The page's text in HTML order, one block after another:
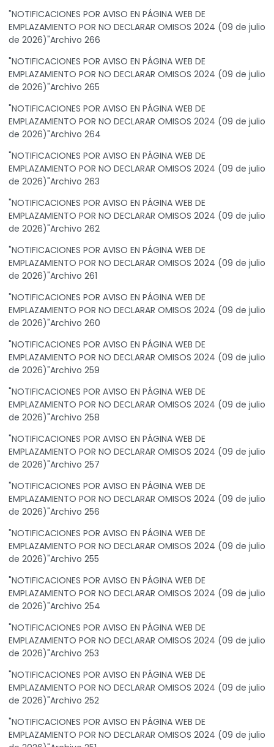
"NOTIFICACIONES POR AVISO EN PÁGINA WEB DE
EMPLAZAMIENTO POR NO DECLARAR OMISOS 2024 (09 de julio
de 2026)"Archivo 266
"NOTIFICACIONES POR AVISO EN PÁGINA WEB DE
EMPLAZAMIENTO POR NO DECLARAR OMISOS 2024 (09 de julio
de 2026)"Archivo 265
"NOTIFICACIONES POR AVISO EN PÁGINA WEB DE
EMPLAZAMIENTO POR NO DECLARAR OMISOS 2024 (09 de julio
de 2026)"Archivo 264
"NOTIFICACIONES POR AVISO EN PÁGINA WEB DE
EMPLAZAMIENTO POR NO DECLARAR OMISOS 2024 (09 de julio
de 2026)"Archivo 263
"NOTIFICACIONES POR AVISO EN PÁGINA WEB DE
EMPLAZAMIENTO POR NO DECLARAR OMISOS 2024 (09 de julio
de 2026)"Archivo 262
"NOTIFICACIONES POR AVISO EN PÁGINA WEB DE
EMPLAZAMIENTO POR NO DECLARAR OMISOS 2024 (09 de julio
de 2026)"Archivo 261
"NOTIFICACIONES POR AVISO EN PÁGINA WEB DE
EMPLAZAMIENTO POR NO DECLARAR OMISOS 2024 (09 de julio
de 2026)"Archivo 260
"NOTIFICACIONES POR AVISO EN PÁGINA WEB DE
EMPLAZAMIENTO POR NO DECLARAR OMISOS 2024 (09 de julio
de 2026)"Archivo 259
"NOTIFICACIONES POR AVISO EN PÁGINA WEB DE
EMPLAZAMIENTO POR NO DECLARAR OMISOS 2024 (09 de julio
de 2026)"Archivo 258
"NOTIFICACIONES POR AVISO EN PÁGINA WEB DE
EMPLAZAMIENTO POR NO DECLARAR OMISOS 2024 (09 de julio
de 2026)"Archivo 257
"NOTIFICACIONES POR AVISO EN PÁGINA WEB DE
EMPLAZAMIENTO POR NO DECLARAR OMISOS 2024 (09 de julio
de 2026)"Archivo 256
"NOTIFICACIONES POR AVISO EN PÁGINA WEB DE
EMPLAZAMIENTO POR NO DECLARAR OMISOS 2024 (09 de julio
de 2026)"Archivo 255
"NOTIFICACIONES POR AVISO EN PÁGINA WEB DE
EMPLAZAMIENTO POR NO DECLARAR OMISOS 2024 (09 de julio
de 2026)"Archivo 254
"NOTIFICACIONES POR AVISO EN PÁGINA WEB DE
EMPLAZAMIENTO POR NO DECLARAR OMISOS 2024 (09 de julio
de 2026)"Archivo 253
"NOTIFICACIONES POR AVISO EN PÁGINA WEB DE
EMPLAZAMIENTO POR NO DECLARAR OMISOS 2024 (09 de julio
de 2026)"Archivo 252
"NOTIFICACIONES POR AVISO EN PÁGINA WEB DE
EMPLAZAMIENTO POR NO DECLARAR OMISOS 2024 (09 de julio